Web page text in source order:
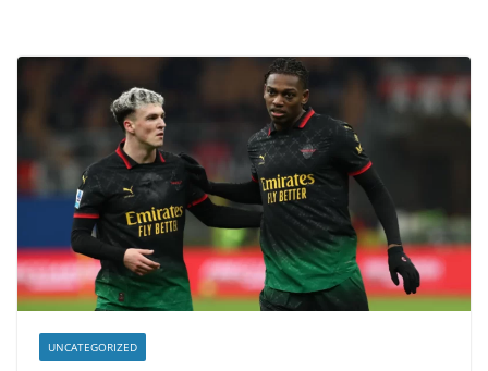
UNCATEGORIZED